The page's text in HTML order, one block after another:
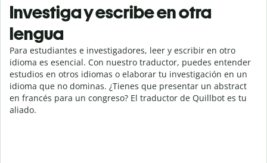
Investiga y escribe en otra
lengua
Para estudiantes e investigadores, leer y escribir en otro
idioma es esencial. Con nuestro traductor, puedes entender
estudios en otros idiomas o elaborar tu investigación en un
idioma que no dominas. ¿Tienes que presentar un abstract
en francés para un congreso? El traductor de Quillbot es tu
aliado.